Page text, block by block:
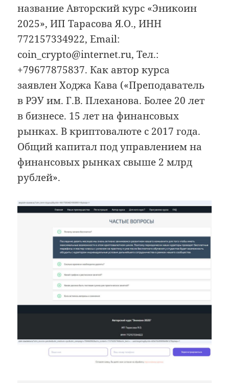
название Авторский курс «Эникоин
2025», ИП Тарасова Я.О., ИНН
772157334922, Email:
coin_crypto@internet.ru, Тел.:
+79677875837. Как автор курса
заявлен Ходжа Кава («Преподаватель
в РЭУ им. Г.В. Плеханова. Более 20 лет
в бизнесе. 15 лет на финансовых
рынках. В криптовалюте с 2017 года.
Общий капитал под управлением на
финансовых рынках свыше 2 млрд
рублей».